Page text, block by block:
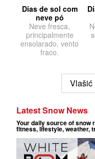
Dias de sol com
neve pó
Neve fresca,
principalmente
ensolarado, vento
fraco.
Vlašić